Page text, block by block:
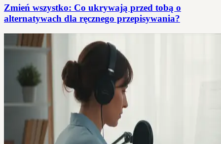
Zmień wszystko: Co ukrywają przed tobą o
alternatywach dla ręcznego przepisywania?